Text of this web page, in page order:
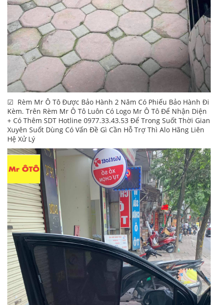
☑ Rèm Mr Ô Tô Được Bảo Hành 2 Năm Có Phiếu Bảo Hành Đi
Kèm. Trên Rèm Mr Ô Tô Luôn Có Logo Mr Ô Tô Để Nhận Diện
+ Có Thêm SDT Hotline 0977.33.43.53 Để Trong Suốt Thời Gian
Xuyên Suốt Dùng Có Vấn Đề Gì Cần Hỗ Trợ Thì Alo Hãng Liên
Hệ Xử Lý